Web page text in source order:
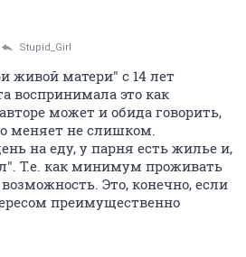
Stupid_Girl
живой матери" с 14 лет
воспринимала это как
может и обида говорить,
меняет не слишком.
на еду, у парня есть жилье и,
Т.е. как минимум проживать
Это, конечно, если
преимущественно